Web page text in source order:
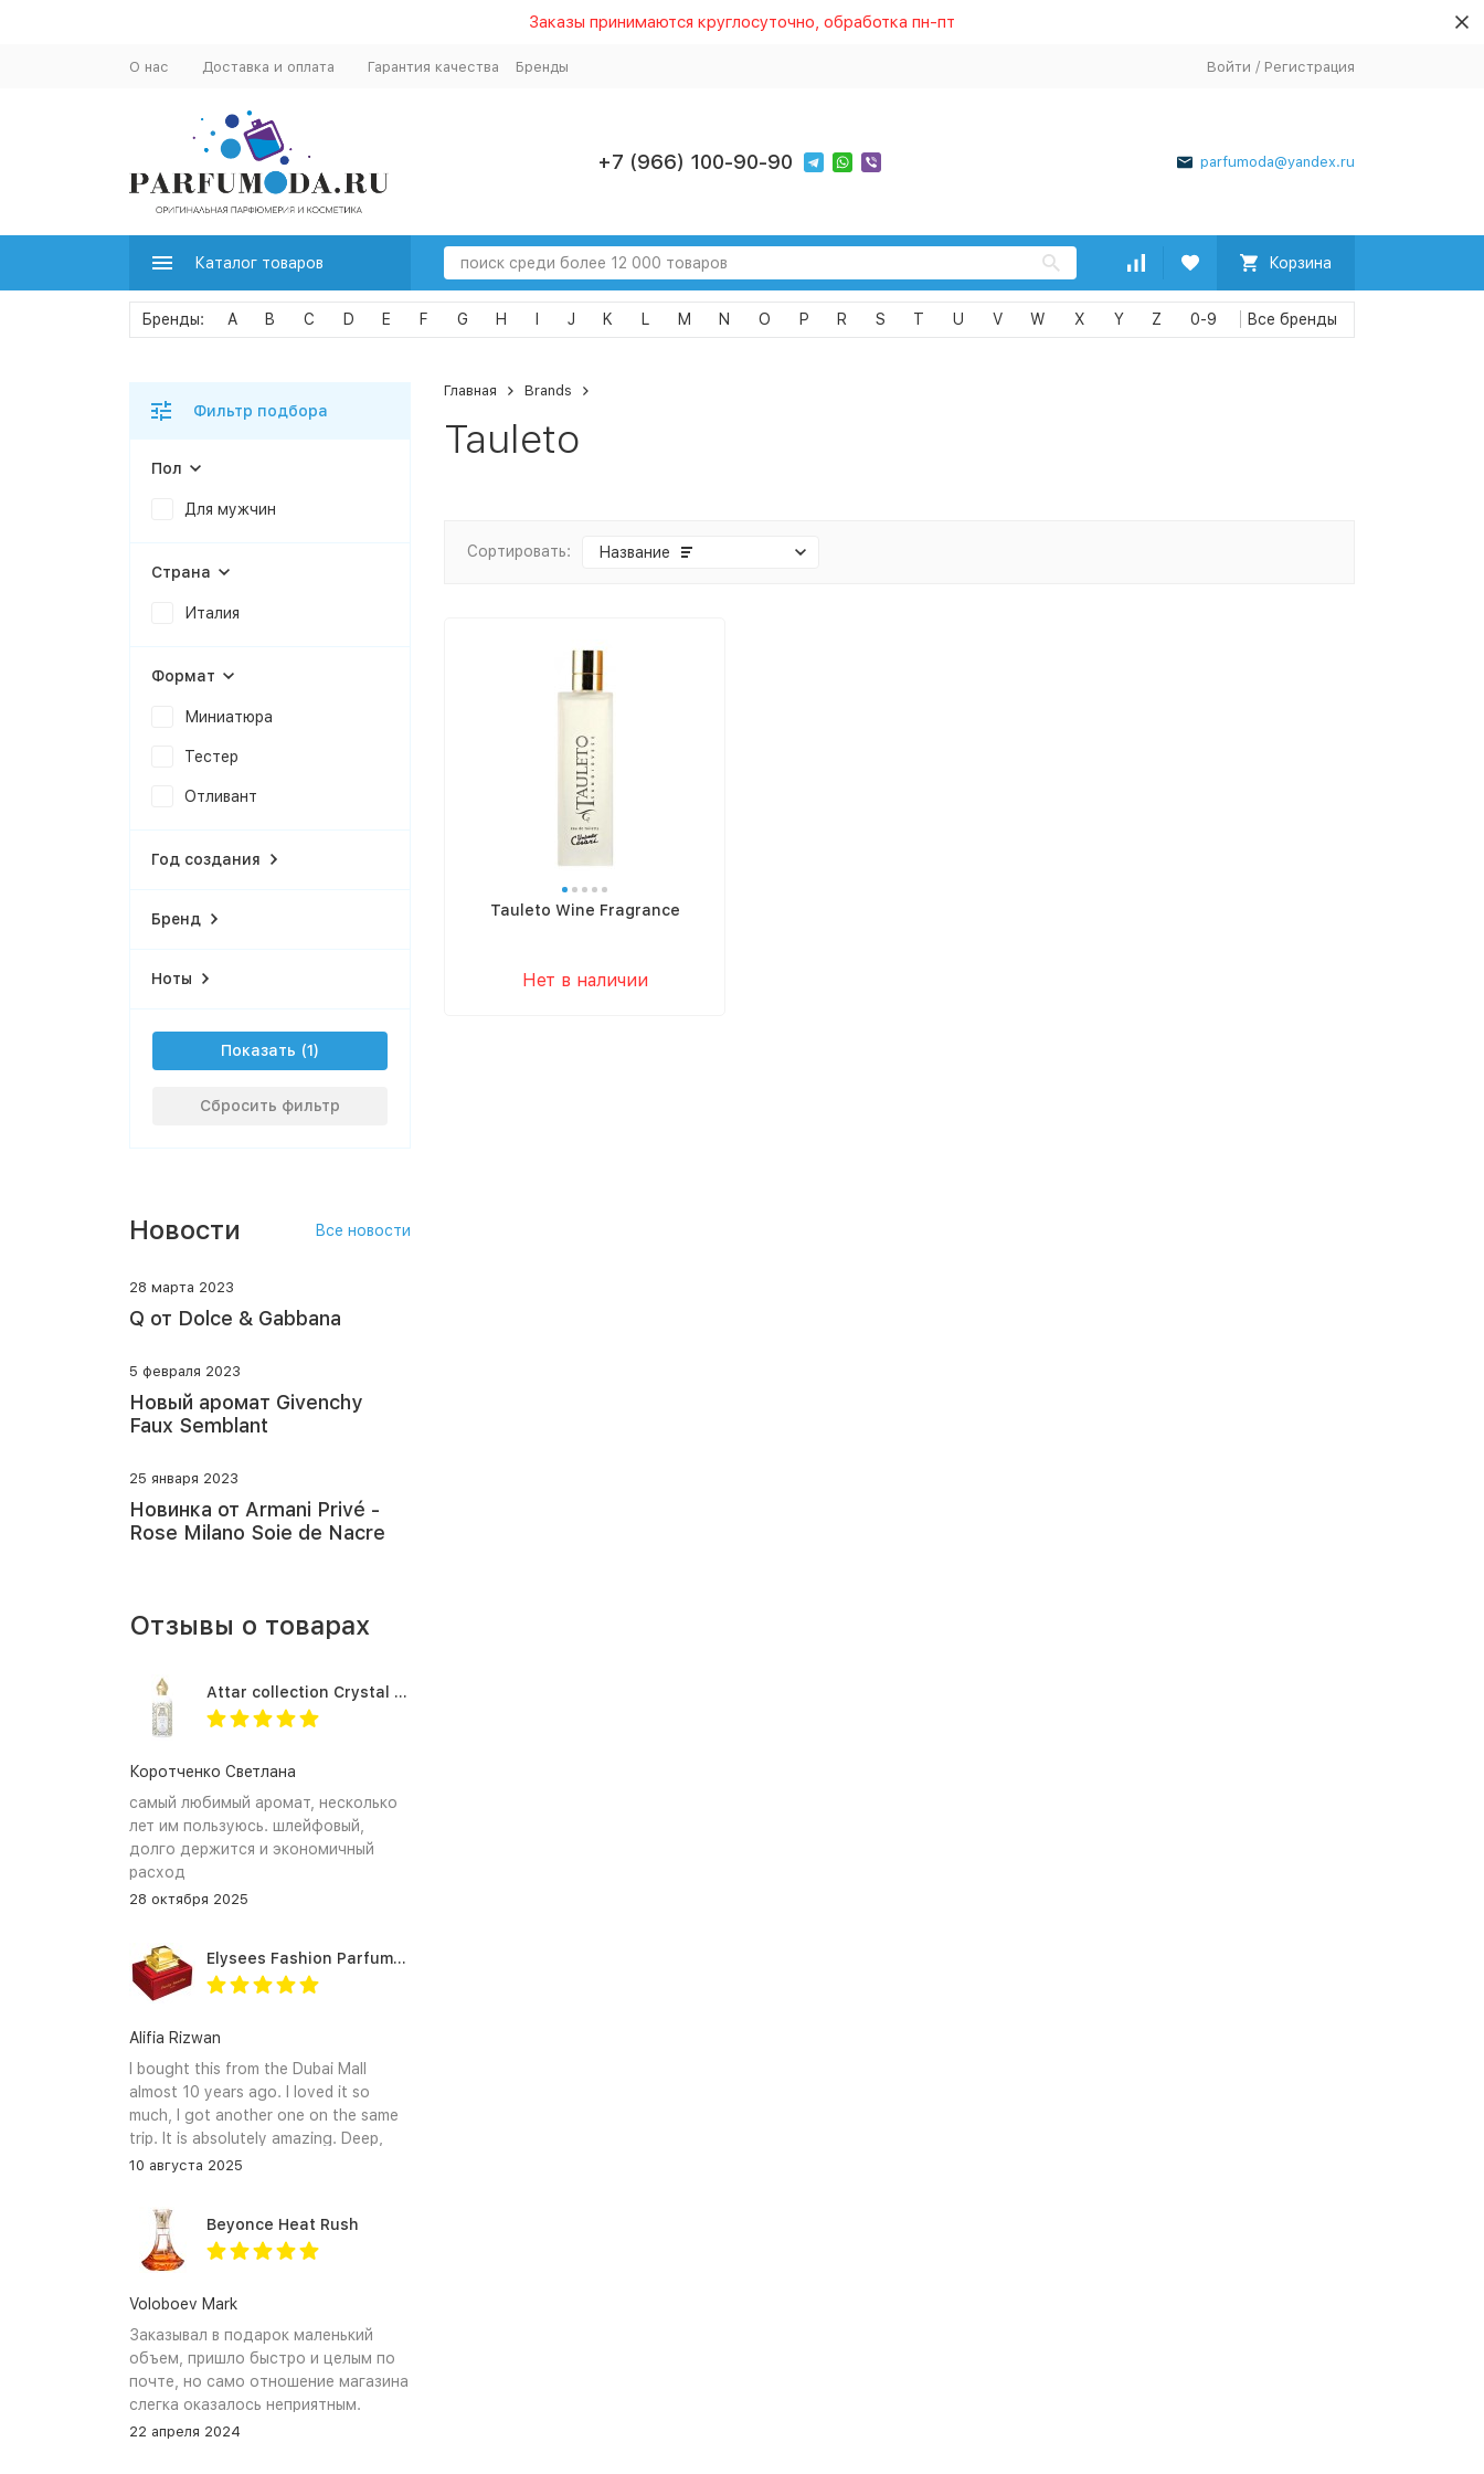
Заказы принимаются круглосуточно, обработка пн-пт
О нас Доставка и оплата Гарантия качества Бренды Войти / Регистрация
+7 (966) 100-90-90 parfumoda@yandex.ru
Каталог товаров Корзина
A B C D E F G H J K L M N O P R S T U V W X Y Z 0-9
Главная Brands
Tauleto
Сортировать: Название
Tauleto Wine Fragrance
Нет в наличии
Фильтр подбора
Пол
Для мужчин
Страна
Италия
Формат
Миниатюра
Тестер
Отливант
Год создания
Бренд
Ноты
Показать
Сбросить фильтр
Новости Все новости
28 марта 2023
Q от Dolce & Gabbana
5 февраля 2023
Новый аромат Givenchy
Faux Semblant
25 января 2023
Новинка от Armani Privé -
Rose Milano Soie de Nacre
Отзывы о товарах
Attar collection Crystal love for her
Коротченко Светлана
самый любимый аромат, несколько
лет им пользуюсь. шлейфовый,
долго держится и экономичный
расход
28 октября 2025
Elysees Fashion Parfums Purity Vanilla
Alifia Rizwan
I bought this from the Dubai Mall
almost 10 years ago. I loved it so
much, I got another one on the same
trip. It is absolutely amazing. Deep,
enchanting notes that linger on the
find it again.
10 августа 2025
Beyonce Heat Rush
Voloboev Mark
Заказывал в подарок маленький
объем, пришло быстро и целым по
почте, но само отношение магазина
слегка оказалось неприятным.
Сначала обещали связться, но
22 апреля 2024